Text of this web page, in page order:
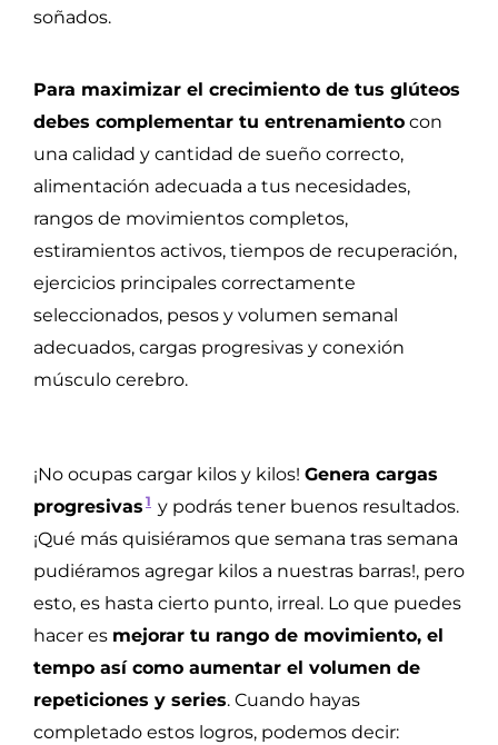
soñados.
Para maximizar el crecimiento de tus glúteos
debes complementar tu entrenamiento con
una calidad y cantidad de sueño correcto,
alimentación adecuada a tus necesidades,
rangos de movimientos completos,
estiramientos activos, tiempos de recuperación,
ejercicios principales correctamente
seleccionados, pesos y volumen semanal
adecuados, cargas progresivas y conexión
músculo cerebro.
¡No ocupas cargar kilos y kilos! Genera cargas
progresivas 1 y podrás tener buenos resultados.
¡Qué más quisiéramos que semana tras semana
pudiéramos agregar kilos a nuestras barras!, pero
esto, es hasta cierto punto, irreal. Lo que puedes
hacer es mejorar tu rango de movimiento, el
tempo así como aumentar el volumen de
repeticiones y series. Cuando hayas
completado estos logros, podemos decir: